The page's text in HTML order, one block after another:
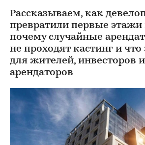
Рассказываем, как
превратили первые этажи
почему случайные
не проходят кастинг и что
для жителей, инвесторов
арендаторов